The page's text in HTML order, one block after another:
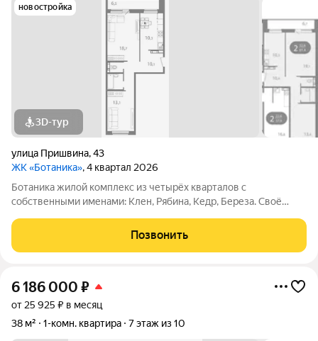
новостройка
3D-тур
улица Пришвина,43
ЖК «Ботаника», 4 квартал 2026
Ботаника жилой комплекс из четырёх кварталов с
собственными именами: Клен, Рябина, Кедр, Береза. Своё
розе ветров, природному ландшафту вокруг территории
проекта и качественному озеленению
Позвонить
6 186 000 ₽
от 25 925 ₽ в месяц
38 м²
1-комн. квартира 7 этаж из 10